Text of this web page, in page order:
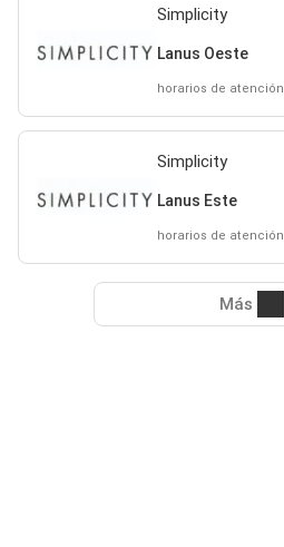
Simplicity
Lanus Oeste
horarios de atención
Simplicity
Lanus Este
horarios de atención
Más